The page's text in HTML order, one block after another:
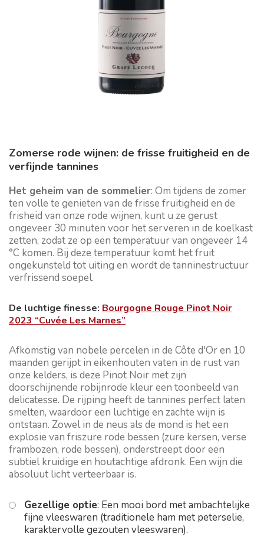
Zomerse rode wijnen: de frisse fruitigheid en de
verfijnde tannines
Het geheim van de sommelier: Om tijdens de zomer
ten volle te genieten van de frisse fruitigheid en de
frisheid van onze rode wijnen, kunt u ze gerust
ongeveer 30 minuten voor het serveren in de koelkast
zetten, zodat ze op een temperatuur van ongeveer 14
°C komen. Bij deze temperatuur komt het fruit
ongekunsteld tot uiting en wordt de tanninestructuur
verfrissend soepel.
De luchtige finesse: Bourgogne Rouge Pinot Noir
2023 “Cuvée Les Marnes”
Afkomstig van nobele percelen in de Côte d'Or en 10
maanden gerijpt in eikenhouten vaten in de rust van
onze kelders, is deze Pinot Noir met zijn
doorschijnende robijnrode kleur een toonbeeld van
delicatesse. De rijping heeft de tannines perfect laten
smelten, waardoor een luchtige en zachte wijn is
ontstaan. Zowel in de neus als de mond is het een
explosie van friszure rode bessen (zure kersen, verse
frambozen, rode bessen), onderstreept door een
subtiel kruidige en houtachtige afdronk. Een wijn die
absoluut licht verteerbaar is.
Gezellige optie: Een mooi bord met ambachtelijke
fijne vleeswaren (traditionele ham met peterselie,
karaktervolle gezouten vleeswaren).